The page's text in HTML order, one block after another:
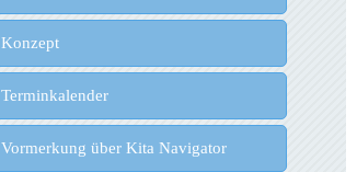
Konzept
Terminkalender
Vormerkung über Kita Navigator